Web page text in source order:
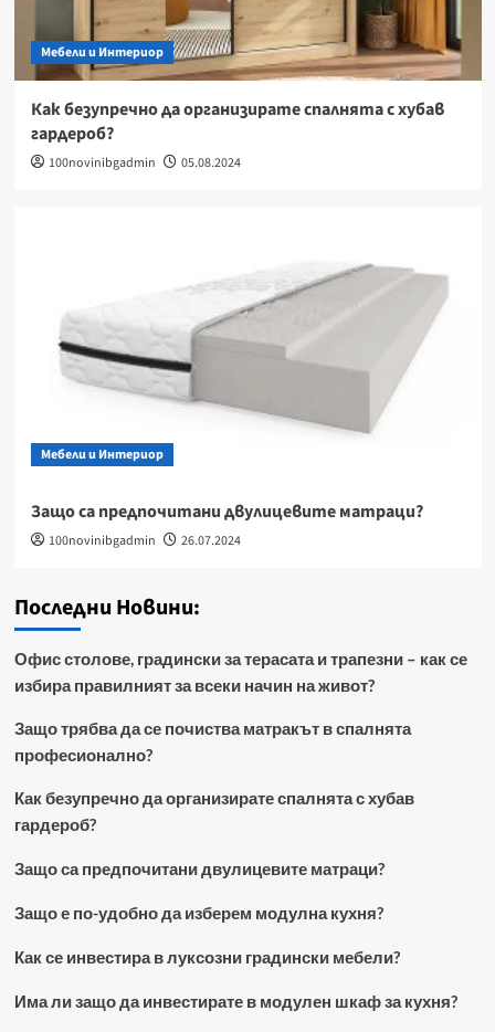
Мебели и Интериор
Как безупречно да организирате спалнята с хубав
гардероб?
100novinibgadmin 05.08.2024
Мебели и Интериор
Защо са предпочитани двулицевите матраци?
100novinibgadmin 26.07.2024
Последни Новини:
Офис столове, градински за терасата и трапезни – как се
избира правилният за всеки начин на живот?
Защо трябва да се почиства матракът в спалнята
професионално?
Как безупречно да организирате спалнята с хубав
гардероб?
Защо са предпочитани двулицевите матраци?
Защо е по-удобно да изберем модулна кухня?
Как се инвестира в луксозни градински мебели?
Има ли защо да инвестирате в модулен шкаф за кухня?